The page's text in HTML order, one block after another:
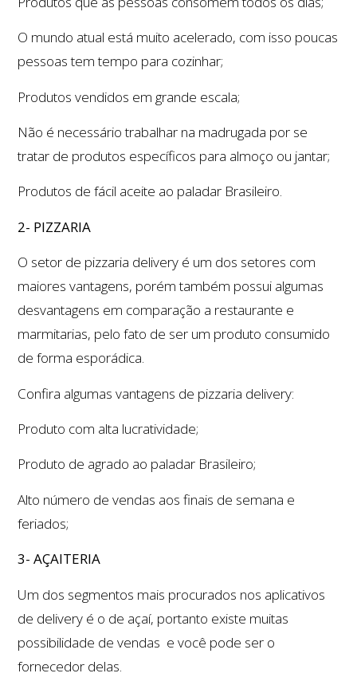
O mundo atual está muito acelerado, com isso poucas
pessoas tem tempo para cozinhar;
Produtos vendidos em grande escala;
Não é necessário trabalhar na madrugada por se
tratar de produtos específicos para almoço ou jantar;
Produtos de fácil aceite ao paladar Brasileiro.
2- PIZZARIA
O setor de pizzaria delivery é um dos setores com
maiores vantagens, porém também possui algumas
desvantagens em comparação a restaurante e
marmitarias, pelo fato de ser um produto consumido
de forma esporádica.
Confira algumas vantagens de pizzaria delivery:
Produto com alta lucratividade;
Produto de agrado ao paladar Brasileiro;
Alto número de vendas aos finais de semana e
feriados;
3- AÇAITERIA
Um dos segmentos mais procurados nos aplicativos
de delivery é o de açaí, portanto existe muitas
possibilidade de vendas e você pode ser o
fornecedor delas.